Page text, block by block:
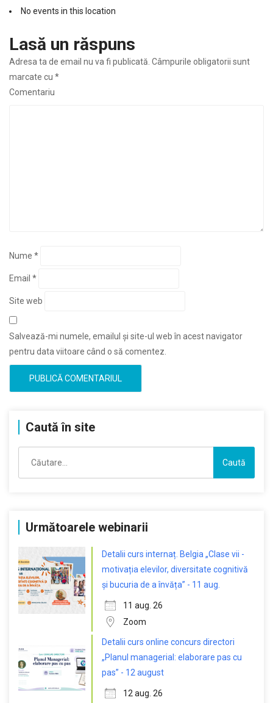
No events in this location
Lasă un răspuns
Adresa ta de email nu va fi publicată. Câmpurile obligatorii sunt
marcate cu *
Comentariu
Nume *
Email *
Site web
Salvează-mi numele, emailul și site-ul web în acest navigator
pentru data viitoare când o să comentez.
Caută în site
după:
Următoarele webinarii
Detalii curs internaț. Belgia „Clase vii -
motivația elevilor, diversitate cognitivă
și bucuria de a învăța” - 11 aug.
11 aug. 26
Zoom
Detalii curs online concurs directori
„Planul managerial: elaborare pas cu
pas” - 12 august
12 aug. 26